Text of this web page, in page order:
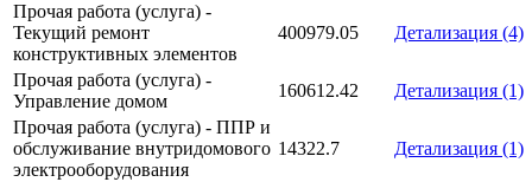
Прочая работа (услуга) -
Текущий ремонт
конструктивных элементов
400979.05 Детализация (4)
Прочая работа (услуга) -
Управление домом
160612.42
Детализация (1)
Прочая работа (услуга) - ППР и
обслуживание внутридомового
электрооборудования
14322.7 Детализация (1)